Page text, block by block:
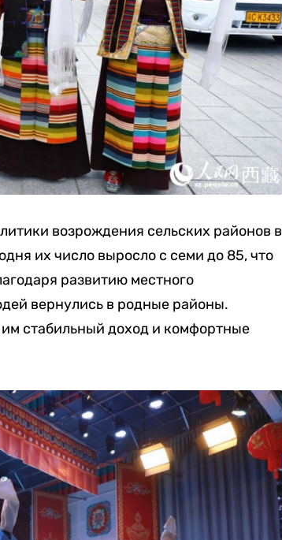
возрождения сельских районов в
их число выросло с семи до 85, что
развитию местного
вернулись в родные районы.
стабильный доход и комфортные